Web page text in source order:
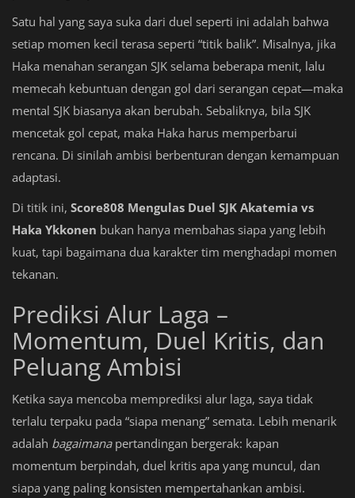
Satu hal yang saya suka dari duel seperti ini adalah bahwa
setiap momen kecil terasa seperti “titik balik”. Misalnya, jika
Haka menahan serangan SJK selama beberapa menit, lalu
memecah kebuntuan dengan gol dari serangan cepat—maka
mental SJK biasanya akan berubah. Sebaliknya, bila SJK
mencetak gol cepat, maka Haka harus memperbarui
rencana. Di sinilah ambisi berbenturan dengan kemampuan
adaptasi.
Di titik ini, Score808 Mengulas Duel SJK Akatemia vs
Haka Ykkonen bukan hanya membahas siapa yang lebih
kuat, tapi bagaimana dua karakter tim menghadapi momen
tekanan.
Prediksi Alur Laga –
Momentum, Duel Kritis, dan
Peluang Ambisi
Ketika saya mencoba memprediksi alur laga, saya tidak
terlalu terpaku pada “siapa menang” semata. Lebih menarik
adalah bagaimanapertandingan bergerak: kapan
momentum berpindah, duel kritis apa yang muncul, dan
siapa yang paling konsisten mempertahankan ambisi.